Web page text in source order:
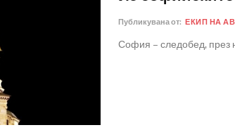
Публикувана от: ЕКИП НА
София – следобед, през